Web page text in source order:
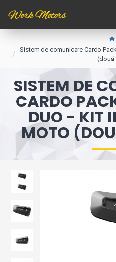
Sistem de comunicare Cardo
(două
SISTEM DE
CARDO
DUO - KIT
MOTO